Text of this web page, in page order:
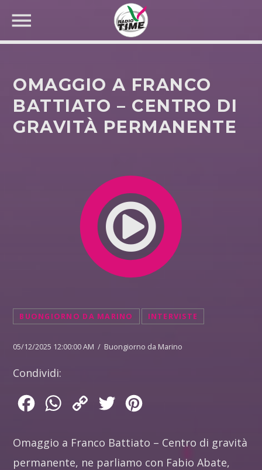
CERCA NEL SITO WEB:
OMAGGIO A FRANCO
BATTIATO – CENTRO DI
GRAVITÀ PERMANENTE
BUONGIORNO DA MARINO INTERVISTE
05/12/2025 12:00:00 AM / Buongiorno da Marino
Condividi:
FacebookWhatsApp
Copy
Twitter
Omaggio a Franco Battiato – Centro di gravità
permanente, ne parliamo con Fabio Abate,